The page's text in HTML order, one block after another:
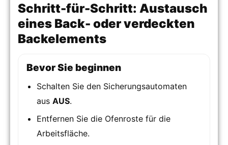
Schritt-für-Schritt: Austausch
eines Back- oder verdeckten
Backelements
Bevor Sie beginnen
Schalten Sie den Sicherungsautomaten
aus AUS.
Entfernen Sie die Ofenroste für die
Arbeitsfläche.